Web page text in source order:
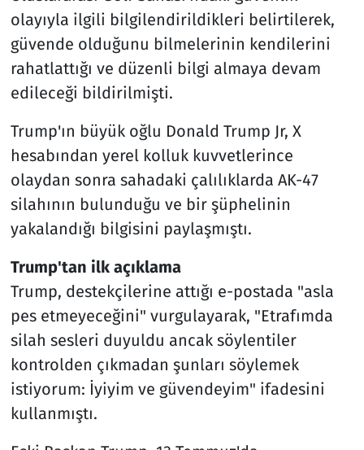
olayıyla ilgili bilgilendirildikleri belirtilerek,
güvende olduğunu bilmelerinin kendilerini
rahatlattığı ve düzenli bilgi almaya devam
edileceği bildirilmişti.
Trump'ın büyük oğlu Donald Trump Jr, X
hesabından yerel kolluk kuvvetlerince
olaydan sonra sahadaki çalılıklarda AK-47
silahının bulunduğu ve bir şüphelinin
yakalandığı bilgisini paylaşmıştı.
Trump'tan ilk açıklama
Trump, destekçilerine attığı e-postada "asla
pes etmeyeceğini" vurgulayarak, "Etrafımda
silah sesleri duyuldu ancak söylentiler
kontrolden çıkmadan şunları söylemek
istiyorum: İyiyim ve güvendeyim" ifadesini
kullanmıştı.